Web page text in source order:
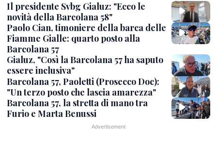
Il presidente Svbg Gialuz: "Ecco le
novità della Barcolana 58"
Paolo Cian, timoniere della barca delle
Fiamme Gialle: quarto posto alla
Barcolana 57
Gialuz, "Così la Barcolana 57 ha saputo
essere inclusiva"
Barcolana 57, Paoletti (Prosecco Doc):
"Un terzo posto che lascia amarezza"
Barcolana 57, la stretta di mano tra
Furio e Marta Benussi